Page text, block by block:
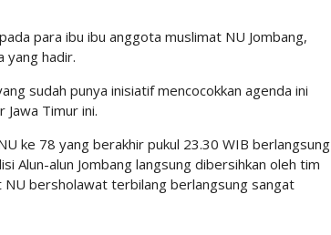
para ibu ibu anggota muslimat NU Jombang,
yang hadir.
sudah punya inisiatif mencocokkan agenda ini
Jawa Timur ini.
ke 78 yang berakhir pukul 23.30 WIB berlangsung
Alun-alun Jombang langsung dibersihkan oleh tim
NU bersholawat terbilang berlangsung sangat